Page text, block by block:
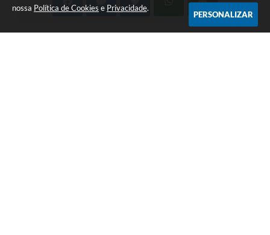
nossa Política de Cookies e Privacidade.
PERSONALIZAR